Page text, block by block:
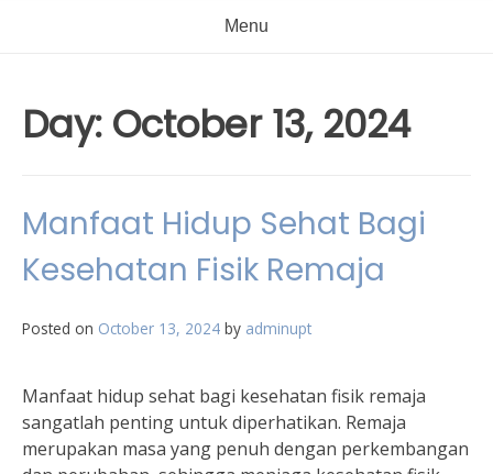
Menu
Day: October 13, 2024
Manfaat Hidup Sehat Bagi
Kesehatan Fisik Remaja
Posted on October 13, 2024 by adminupt
Manfaat hidup sehat bagi kesehatan fisik remaja
sangatlah penting untuk diperhatikan. Remaja
merupakan masa yang penuh dengan perkembangan